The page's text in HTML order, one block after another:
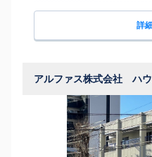
詳
アルファス株式会社 ハ